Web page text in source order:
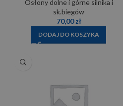
Osłony dolne i górne silnika i
sk.biegów
70,00zł
DODAJ DO KOSZYKA